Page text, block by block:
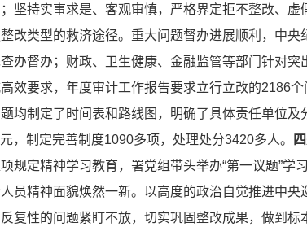
坚持实事求是、客观审慎，严格界定拒不整改、
改类型的救济途径。重大问题督办进展顺利，中央
办督办；财政、卫生健康、金融监管等部门针对突
效要求，年度审计工作报告要求立行立改的2186
均制定了时间表和路线图，明确了具体责任单位
，制定完善制度1090多项，处理处分3420多人。
规定精神学习教育，署党组带头举办“第一议题”学
员精神面貌焕然一新。以高度的政治自觉推进中
复性的问题紧盯不放，切实巩固整改成果，做到标